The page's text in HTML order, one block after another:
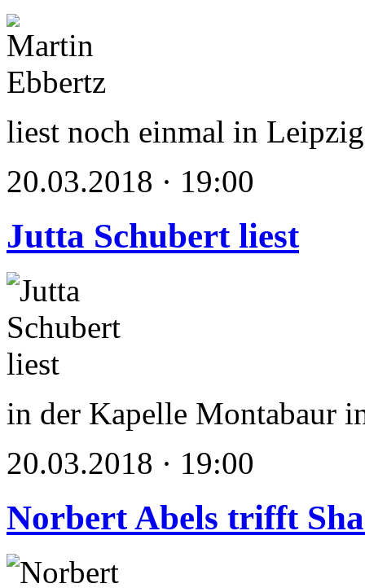
liest noch einmal in Leipzig
20.03.2018 · 19:00
Jutta Schubert liest
in der Kapelle Montabaur
20.03.2018 · 19:00
Norbert Abels trifft